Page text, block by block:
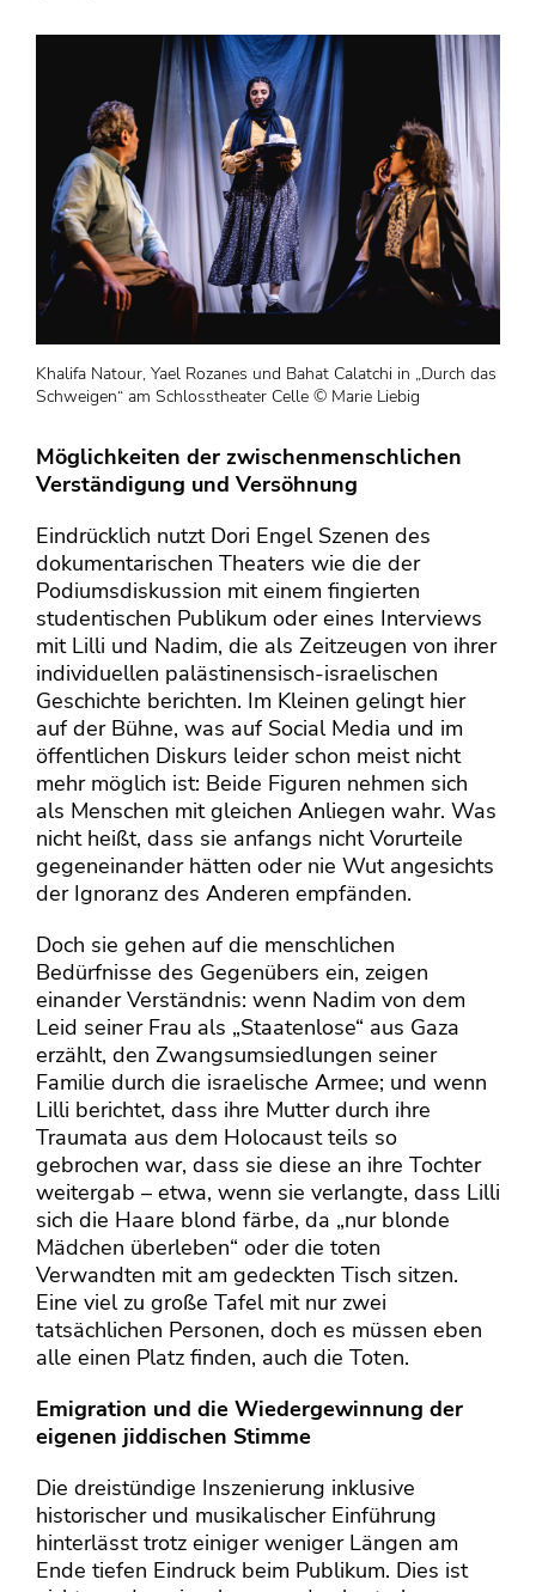
Khalifa Natour, Yael Rozanes und Bahat Calatchi in „Durch das
Schweigen“ am Schlosstheater Celle © Marie Liebig
Möglichkeiten der zwischenmenschlichen
Verständigung und Versöhnung
Eindrücklich nutzt Dori Engel Szenen des
dokumentarischen Theaters wie die der
Podiumsdiskussion mit einem fingierten
studentischen Publikum oder eines Interviews
mit Lilli und Nadim, die als Zeitzeugen von ihrer
individuellen palästinensisch-israelischen
Geschichte berichten. Im Kleinen gelingt hier
auf der Bühne, was auf Social Media und im
öffentlichen Diskurs leider schon meist nicht
mehr möglich ist: Beide Figuren nehmen sich
als Menschen mit gleichen Anliegen wahr. Was
nicht heißt, dass sie anfangs nicht Vorurteile
gegeneinander hätten oder nie Wut angesichts
der Ignoranz des Anderen empfänden.
Doch sie gehen auf die menschlichen
Bedürfnisse des Gegenübers ein, zeigen
einander Verständnis: wenn Nadim von dem
Leid seiner Frau als „Staatenlose“ aus Gaza
erzählt, den Zwangsumsiedlungen seiner
Familie durch die israelische Armee; und wenn
Lilli berichtet, dass ihre Mutter durch ihre
Traumata aus dem Holocaust teils so
gebrochen war, dass sie diese an ihre Tochter
weitergab – etwa, wenn sie verlangte, dass Lilli
sich die Haare blond färbe, da „nur blonde
Mädchen überleben“ oder die toten
Verwandten mit am gedeckten Tisch sitzen.
Eine viel zu große Tafel mit nur zwei
tatsächlichen Personen, doch es müssen eben
alle einen Platz finden, auch die Toten.
Emigration und die Wiedergewinnung der
eigenen jiddischen Stimme
Die dreistündige Inszenierung inklusive
historischer und musikalischer Einführung
hinterlässt trotz einiger weniger Längen am
Ende tiefen Eindruck beim Publikum. Dies ist